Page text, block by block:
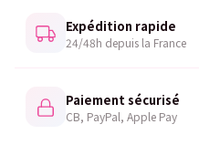
Expédition rapide
24/48h depuis la France
Paiement sécurisé
CB, PayPal, Apple Pay